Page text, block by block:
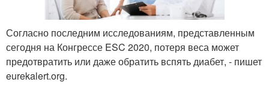
Согласно последним исследованиям, представленным
сегодня на Конгрессе ESC 2020, потеря веса может
предотвратить или даже обратить вспять диабет, - пишет
eurekalert.org.